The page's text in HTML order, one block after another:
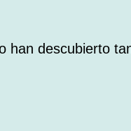
descubierto